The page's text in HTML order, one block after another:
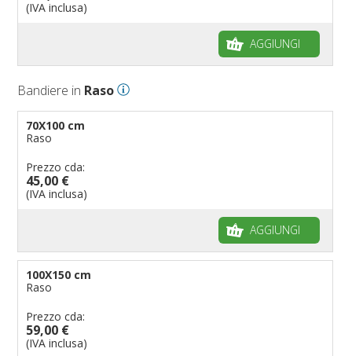
(IVA inclusa)
AGGIUNGI
Bandiere in Raso
70X100 cm
Raso
Prezzo cda:
45,00 €
(IVA inclusa)
AGGIUNGI
100X150 cm
Raso
Prezzo cda:
59,00 €
(IVA inclusa)